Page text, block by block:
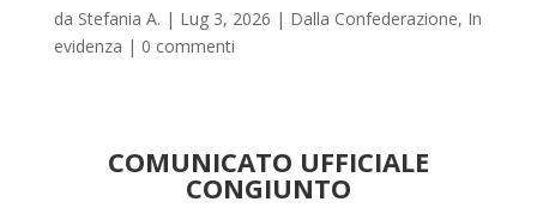
da Stefania A. | Lug 3, 2026 | Dalla Confederazione, In
evidenza | 0 commenti
COMUNICATO UFFICIALE
CONGIUNTO